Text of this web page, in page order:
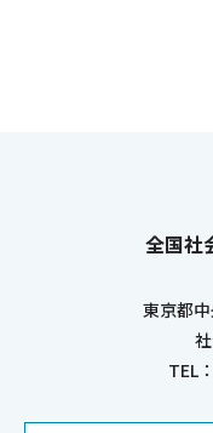
全国社
東京都
TEL